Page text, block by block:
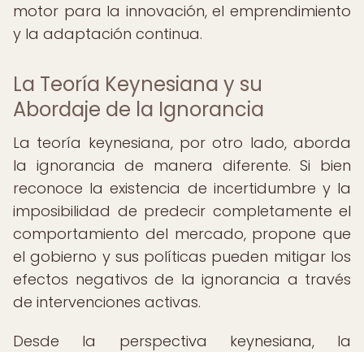
motor para la innovación, el emprendimiento
y la adaptación continua.
La Teoría Keynesiana y su
Abordaje de la Ignorancia
La teoría keynesiana, por otro lado, aborda
la ignorancia de manera diferente. Si bien
reconoce la existencia de incertidumbre y la
imposibilidad de predecir completamente el
comportamiento del mercado, propone que
el gobierno y sus políticas pueden mitigar los
efectos negativos de la ignorancia a través
de intervenciones activas.
Desde la perspectiva keynesiana, la